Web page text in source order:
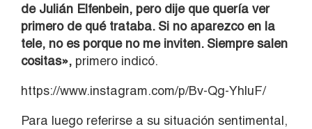
de Julián Elfenbein, pero dije que quería ver
primero de qué trataba. Si no aparezco en la
tele, no es porque no me inviten. Siempre salen
cositas», primero indicó.
https://www.instagram.com/p/Bv-Qg-YhluF/
Para luego referirse a su situación sentimental,